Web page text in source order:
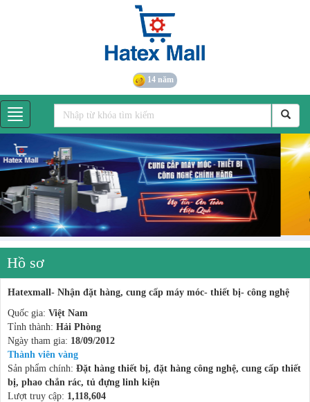
14 năm
Hồ sơ
Hatexmall- Nhận đặt hàng, cung cấp máy móc- thiết bị- công nghệ
Quốc gia: Việt Nam
Tỉnh thành: Hải Phòng
Ngày tham gia: 18/09/2012
Thành viên vàng
Sản phẩm chính: Đặt hàng thiết bị, đặt hàng công nghệ, cung cấp thiết
bị, phao chắn rác, tủ đựng linh kiện
Lượt truy cập: 1,118,604